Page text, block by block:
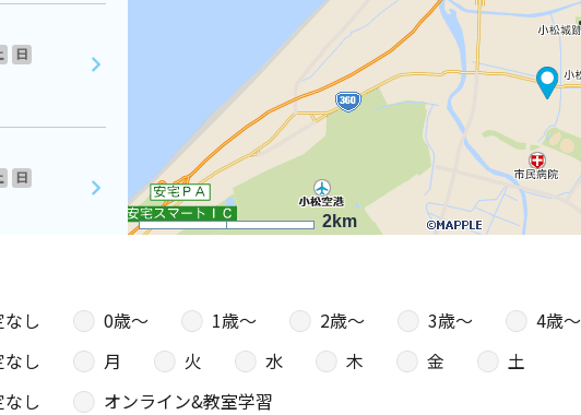
2km
日
日
し 0歳〜 1歳〜 2歳〜 3歳〜 4歳〜
し 月 火 水 木 金
土
し オンライン&教室学習